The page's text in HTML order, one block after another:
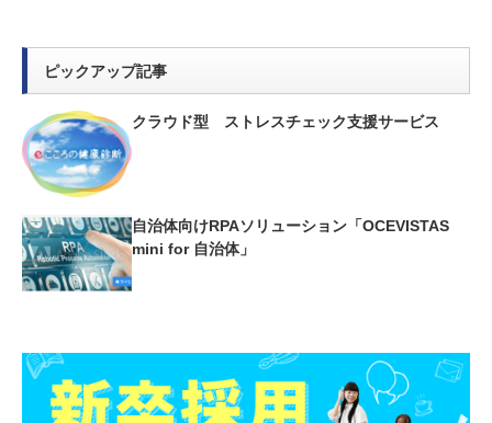
ピックアップ記事
クラウド型 ストレスチェック支援サービス
自治体向けRPAソリューション「OCEVISTAS
mini for 自治体」